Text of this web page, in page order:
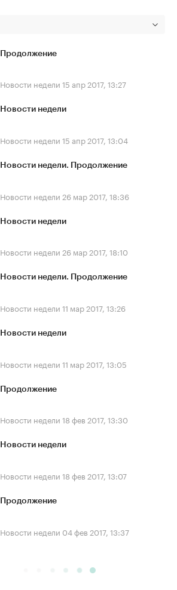
Продолжение
Новости недели 15 апр 2017, 13:27
Новости недели
Новости недели 15 апр 2017, 13:04
Новости недели. Продолжение
Новости недели 26 мар 2017, 18:36
Новости недели
Новости недели 26 мар 2017, 18:10
Новости недели. Продолжение
Новости недели 11 мар 2017, 13:26
Новости недели
Новости недели 11 мар 2017, 13:05
Продолжение
Новости недели 18 фев 2017, 13:30
Новости недели
Новости недели 18 фев 2017, 13:07
Продолжение
Новости недели 04 фев 2017, 13:37